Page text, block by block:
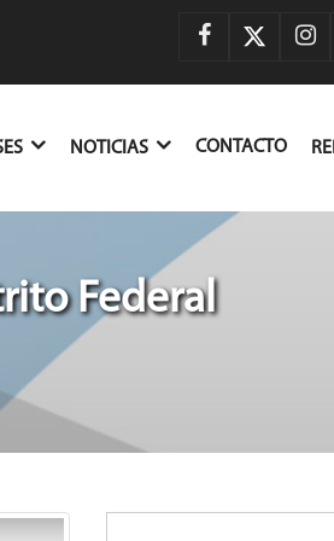
NOTICIAS CONTACTO
Federal